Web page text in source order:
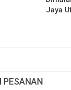
Jaya
PESANAN